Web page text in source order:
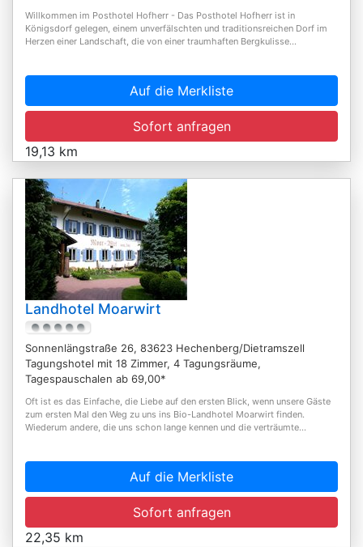
Willkommen im Posthotel Hofherr - Das Posthotel Hofherr ist in
Königsdorf gelegen, einem unverfälschten und traditionsreichen Dorf im
Herzen einer Landschaft, die von einer traumhaften Bergkulisse...
Auf die Merkliste
Sofort anfragen
19,13 km
Landhotel Moarwirt
Sonnenlängstraße 26, 83623 Hechenberg/Dietramszell
Tagungshotel mit 18 Zimmer, 4 Tagungsräume,
Tagespauschalen ab 69,00*
Oft ist es das Einfache, die Liebe auf den ersten Blick, wenn unsere Gäste
zum ersten Mal den Weg zu uns ins Bio-Landhotel Moarwirt finden.
Wiederum andere, die uns schon lange kennen und die verträumte...
Auf die Merkliste
Sofort anfragen
22,35 km